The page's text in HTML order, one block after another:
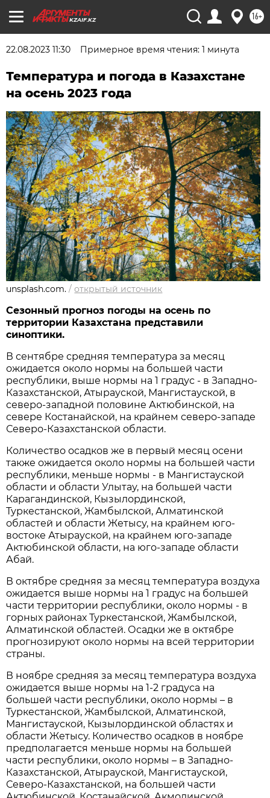
KZAIF.KZ 16+
22.08.2023 11:30 Примерное время чтения: 1 минута
Температура и погода в Казахстане
на осень 2023 года
unsplash.com. /открытый источник
Сезонный прогноз погоды на осень по
территории Казахстана представили
синоптики.
В сентябре средняя температура за месяц
ожидается около нормы на большей части
республики, выше нормы на 1 градус - в Западно-
Казахстанской, Атырауской, Мангистауской, в
северо-западной половине Актюбинской, на
севере Костанайской, на крайнем северо-западе
Северо-Казахстанской области.
Количество осадков же в первый месяц осени
также ожидается около нормы на большей части
республики, меньше нормы - в Мангистауской
области и области Улытау, на большей части
Карагандинской, Кызылординской,
Туркестанской, Жамбылской, Алматинской
областей и области Жетысу, на крайнем юго-
востоке Атырауской, на крайнем юго-западе
Актюбинской области, на юго-западе области
Абай.
В октябре средняя за месяц температура воздуха
ожидается выше нормы на 1 градус на большей
части территории республики, около нормы - в
горных районах Туркестанской, Жамбылской,
Алматинской областей. Осадки же в октябре
прогнозируют около нормы на всей территории
страны.
В ноябре средняя за месяц температура воздуха
ожидается выше нормы на 1-2 градуса на
большей части республики, около нормы – в
Туркестанской, Жамбылской, Алматинской,
Мангистауской, Кызылординской областях и
области Жетысу. Количество осадков в ноябре
предполагается меньше нормы на большей
части республики, около нормы – в Западно-
Казахстанской, Атырауской, Мангистауской,
Северо-Казахстанской, на большей части